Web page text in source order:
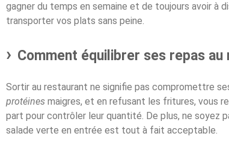
gagner du temps en semaine et de toujours avoir à
transporter vos plats sans peine.
Comment équilibrer ses repas au
Sortir au restaurant ne signifie pas compromettre
protéines maigres, et en refusant les fritures, vous
part pour contrôler leur quantité. De plus, ne soyez
salade verte en entrée est tout à fait acceptable.